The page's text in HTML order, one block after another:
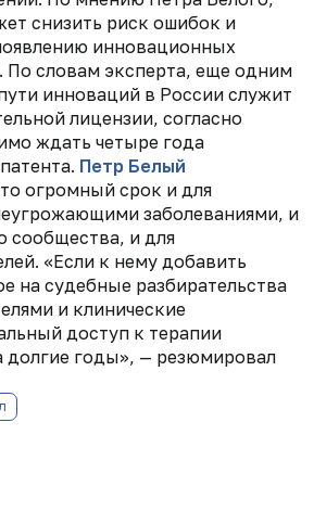
снизить риск ошибок и
инновационных
По словам эксперта, еще одним
инноваций в России служит
лицензии, согласно
ждать четыре года
Петр Белый
огромный срок и для
заболеваниями, и
сообщества, и для
«Если к нему добавить
на судебные разбирательства
и клинические
доступ к терапии
долгие годы», — резюмировал